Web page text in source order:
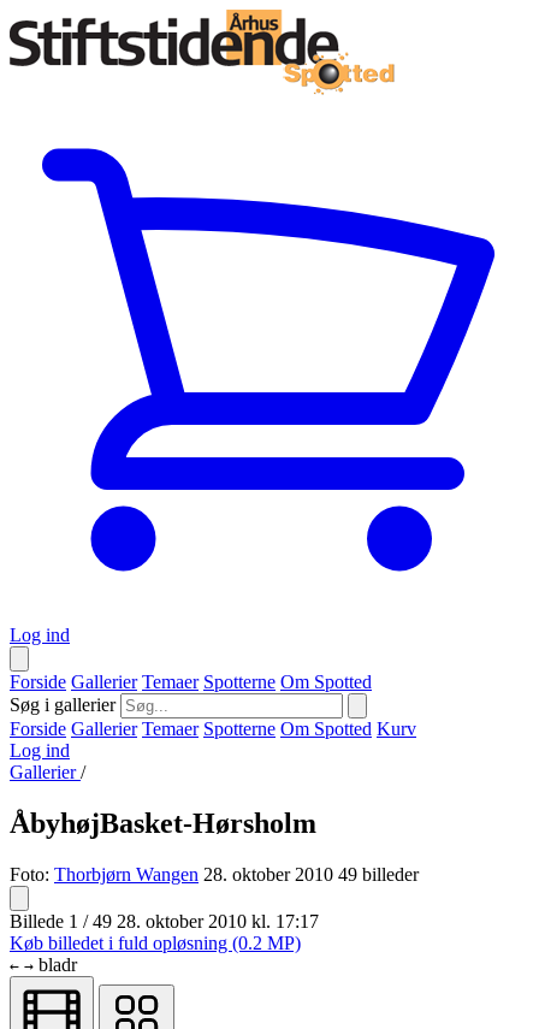
Log ind
Forside Gallerier Temaer Spotterne Om Spotted
Søg i gallerier
Forside Gallerier Temaer Spotterne Om Spotted Kurv
Log ind
Gallerier/
ÅbyhøjBasket-Hørsholm
Foto: Thorbjørn Wangen 28. oktober 2010 49 billeder
Billede 1 / 49 28. oktober 2010 kl. 17:17
Køb billedet i fuld opløsning (0.2 MP)
← → bladr